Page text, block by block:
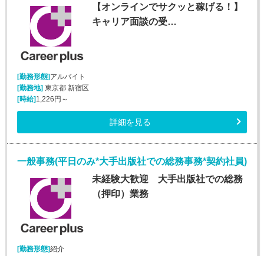
【オンラインでサクッと稼げる！】
キャリア面談の受…
[勤務形態]アルバイト
[勤務地]東京都 新宿区
[時給]1,226円～
詳細を見る
一般事務(平日のみ*大手出版社での総務事務*契約社員)
未経験大歓迎 大手出版社での総務
（押印）業務
[勤務形態]紹介